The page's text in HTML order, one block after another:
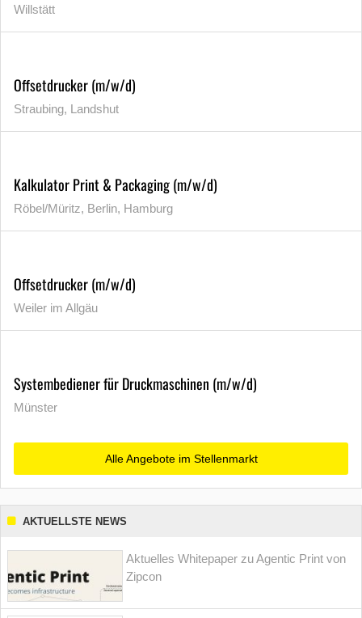
Willstätt
Offsetdrucker (m/w/d)
Straubing, Landshut
Kalkulator Print & Packaging (m/w/d)
Röbel/Müritz, Berlin, Hamburg
Offsetdrucker (m/w/d)
Weiler im Allgäu
Systembediener für Druckmaschinen (m/w/d)
Münster
Alle Angebote im Stellenmarkt
AKTUELLSTE NEWS
Aktuelles Whitepaper zu Agentic Print von
Zipcon